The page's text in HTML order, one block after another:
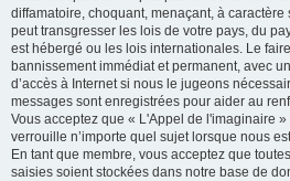
diffamatoire, choquant, menaçant, à
peut transgresser les lois de votre pays, du
est hébergé ou les lois internationales. Le
bannissement immédiat et permanent, avec
d’accès à Internet si nous le jugeons
messages sont enregistrées pour aider au
Vous acceptez que « L'Appel de l'imaginaire
verrouille n’importe quel sujet lorsque nous
En tant que membre, vous acceptez que
saisies soient stockées dans notre base de